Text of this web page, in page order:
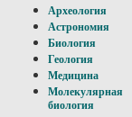
Археология
Астрономия
Биология
Геология
Медицина
Молекулярная
биология